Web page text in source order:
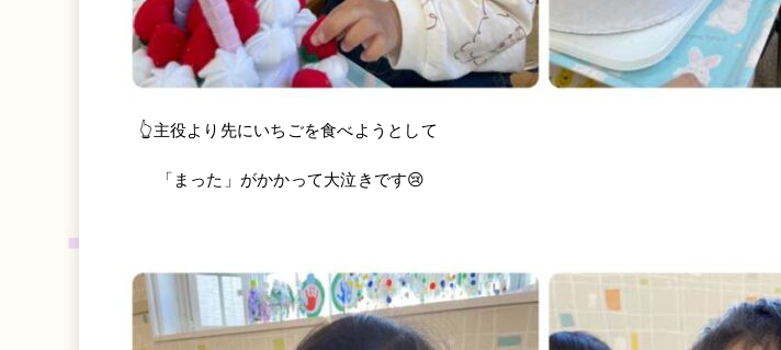
👆主役より先にいちごを食べようとして
「まった」がかかって大泣きです😢